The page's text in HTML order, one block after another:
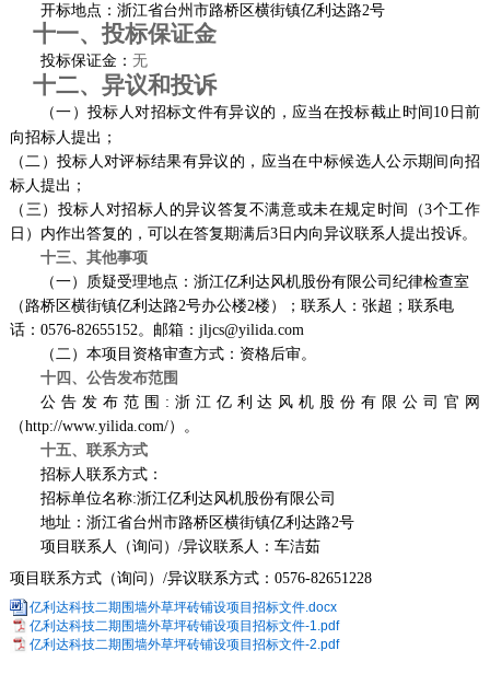
开标地点： 浙江省台州市路桥区横街镇亿利达路2号
十一、投标保证金
投标保证金： 无
十二、 异议和投诉
（一）投标人 对招标文件有异议的，应当在投标截止时间10 日前
向招标人提出；
（二） 投标人对评标结果有异议的，应当在中标候选人公示期间 向招
标人提出 ；
（三） 投标人对招标人的异议答复不满意或未在规定时间（3个工作
日）内作出答复的，可以在答复期满后3日内向异议联系人 提出投诉。
十三、其他事项
（一） 质疑受理地点： 浙江亿利达风机股份有限公司 纪律检查室
（ 路桥区横街镇亿利达路2号办公楼2楼）；联系人： 张超 ；联系电
话： 0576-82655152 。 邮箱： jljcs@yilida.com
（ 二 ） 本项目资格审查方式：资格后审。
十四、公告发布范围
公告发布范围 :浙江亿利达风机股份有限公司官网
（http://www.yilida.com/）
。
十五、联系方式
招标人联系方式：
招标单位名称:浙江亿利达风机股份有限公司
地址：浙江省台州 市路桥区横街镇亿利达路2号
项目联系人（询问） /异议联系人 ： 车洁茹
项目联系方式（询问） /异议联系方式： 0576-82651228
亿利达科技二期围墙外草坪砖铺设项目招标文件.docx
亿利达科技二期围墙外草坪砖铺设项目招标文件-1.pdf
亿利达科技二期围墙外草坪砖铺设项目招标文件-2.pdf